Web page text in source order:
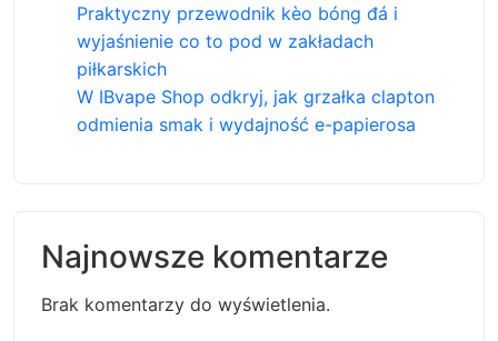
Praktyczny przewodnik kèo bóng đá i
wyjaśnienie co to pod w zakładach
piłkarskich
W IBvape Shop odkryj, jak grzałka clapton
odmienia smak i wydajność e-papierosa
Najnowsze komentarze
Brak komentarzy do wyświetlenia.